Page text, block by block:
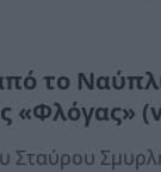
το
«Φλόγας»
Σταύρου